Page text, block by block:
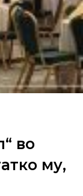
во
му,